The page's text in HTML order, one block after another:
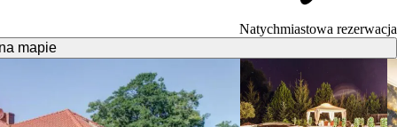
Natychmiastowa rezerwacja
mapie